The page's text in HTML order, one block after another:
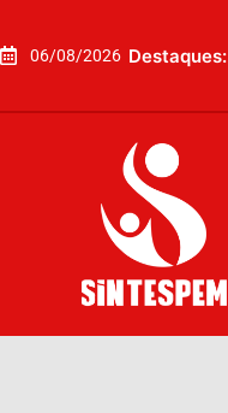
06/08/2026 Destaques: